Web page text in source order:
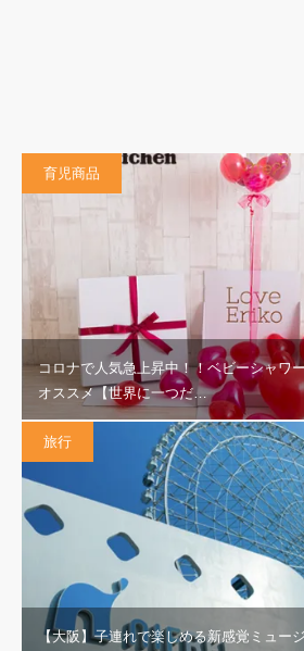
育児商品
コロナで人気急上昇中！！ベビーシャワ
オススメ【世界に一つだ…
旅行
【大阪】子連れで楽しめる新感覚ミュー